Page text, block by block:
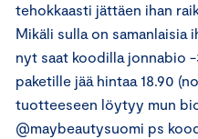
tehokkaasti jättäen ihan
Mikäli sulla on samanlaisia
nyt saat koodilla jonnabio
paketille jää hintaa 18.90
tuotteeseen löytyy mun
@maybeautysuomi ps